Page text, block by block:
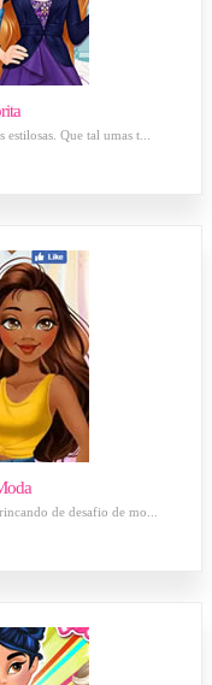
Que tal umas t...
de desafio de mo...